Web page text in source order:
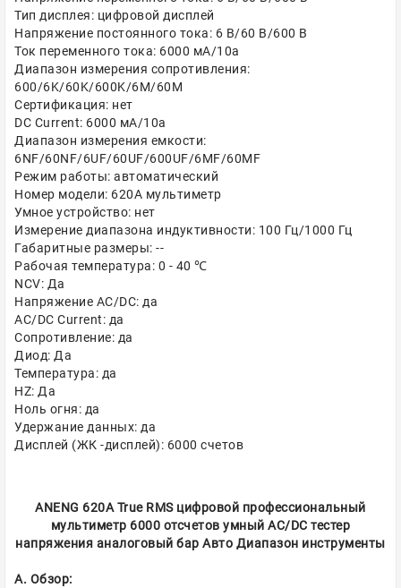
Тип дисплея: цифровой дисплей
Напряжение постоянного тока: 6 В/60 В/600 В
Ток переменного тока: 6000 мА/10а
Диапазон измерения сопротивления:
600/6K/60K/600K/6M/60M
Сертификация: нет
DC Current: 6000 мА/10а
Диапазон измерения емкости:
6NF/60NF/6UF/60UF/600UF/6MF/60MF
Режим работы: автоматический
Номер модели: 620A мультиметр
Умное устройство: нет
Измерение диапазона индуктивности: 100 Гц/1000 Гц
Габаритные размеры: --
Рабочая температура: 0 - 40 ℃
NCV: Да
Напряжение AC/DC: да
AC/DC Current: да
Сопротивление: да
Диод: Да
Температура: да
HZ: Да
Ноль огня: да
Удержание данных: да
Дисплей (ЖК -дисплей): 6000 счетов
ANENG 620A True RMS цифровой профессиональный
мультиметр 6000 отсчетов умный AC/DC тестер
напряжения аналоговый бар Авто Диапазон инструменты
A. Обзор: